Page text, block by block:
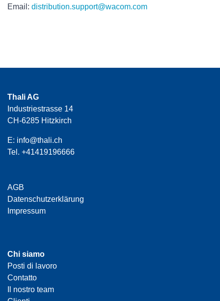
Email: distribution.support@wacom.com
Thali AG
Industriestrasse 14
CH-6285 Hitzkirch
E: info@thali.ch
Tel. +41419196666
AGB
Datenschutzerklärung
Impressum
Chi siamo
Posti di lavoro
Contatto
Il nostro team